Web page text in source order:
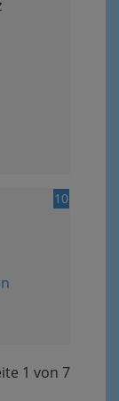
10
1 von 7